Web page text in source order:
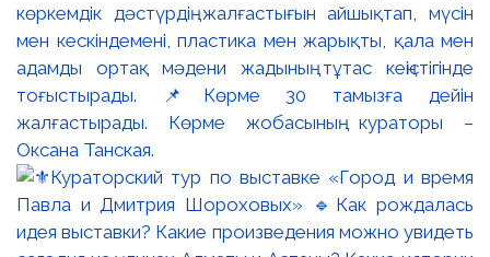
көркемдік дәстүрдің жалғастығын айшықтап, мүсін
мен кескіндемені, пластика мен жарықты, қала мен
адамды ортақ мәдени жадының тұтас кеңістігінде
тоғыстырады. 📌Көрме 30 тамызға дейін
жалғастырады. Көрме жобасының кураторы –
Оксана Танская.